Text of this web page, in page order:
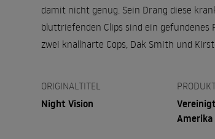
damit nicht genug. Sein Drang diese
bluttriefenden Clips sind ein gefundenes
zwei knallharte Cops, Dak Smith und
ORIGINALTITEL
Night Vision
Amerika